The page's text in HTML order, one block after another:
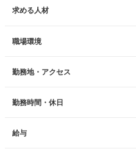
求める人材
職場環境
勤務地・アクセス
勤務時間・休日
給与